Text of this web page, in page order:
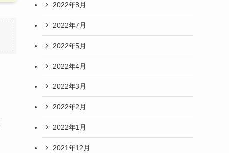
2022年8月
2022年7月
2022年5月
2022年4月
2022年3月
2022年2月
2022年1月
2021年12月